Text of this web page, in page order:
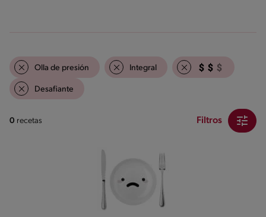
Olla de presión Integral
Desafiante
0 recetas Filtros